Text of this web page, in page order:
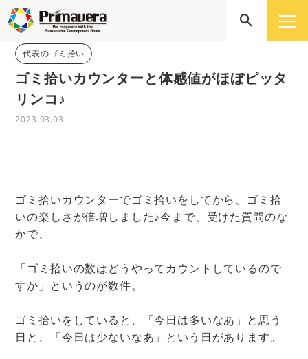
代表のゴミ拾い
ゴミ拾いカウンターと体感値がほぼピッタ
リンコ♪
2023.03.03
ゴミ拾いカウンターでゴミ拾いをしてから、ゴミ拾
いの楽しさが倍増しました♪今まで、受けた質問のな
かで、
「ゴミ拾いの数はどうやってカウントしているので
すか」というのが数件。
ゴミ拾いをしていると、「今日は多いなあ」と思う
日と、「今日は少ないなあ」という日があります。